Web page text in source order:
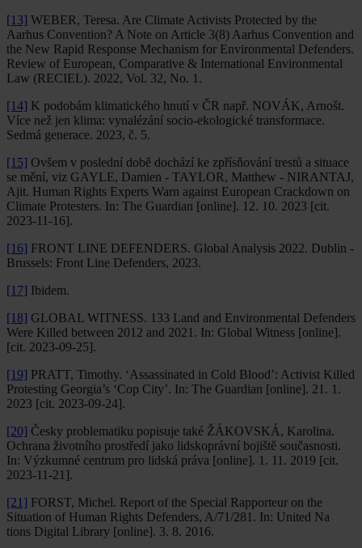
[13] WEBER, Teresa. Are Climate Activists Protected by the
Aarhus Convention? A Note on Article 3(8) Aarhus Convention and
the New Rapid Response Mechanism for Environmental Defenders.
Review of European, Comparative & International Environmental
Law (RECIEL). 2022, Vol. 32, No. 1.
[14] K podobám klimatického hnutí v ČR např. NOVÁK, Arnošt.
Více než jen klima: vynalézání socio-ekologické transformace.
Sedmá generace. 2023, č. 5.
[15] Ovšem v poslední době dochází ke zpřísňování trestů a situace
se mění, viz GAYLE, Damien - TAYLOR, Matthew - NIRANTAJ,
Ajit. Human Rights Experts Warn against European Crackdown on
Climate Protesters. In: The Guardian [online]. 12. 10. 2023 [cit.
2023-11-16].
[16] FRONT LINE DEFENDERS. Global Analysis 2022. Dublin -
Brussels: Front Line Defenders, 2023.
[17] Ibidem.
[18] GLOBAL WITNESS. 133 Land and Environmental Defenders
Were Killed between 2012 and 2021. In: Global Witness [online].
[cit. 2023-09-25].
[19] PRATT, Timothy. ‘Assassinated in Cold Blood’: Activist Killed
Protesting Georgia’s ‘Cop City’. In: The Guardian [online]. 21. 1.
2023 [cit. 2023-09-24].
[20] Česky problematiku popisuje také ŽÁKOVSKÁ, Karolina.
Ochrana životního prostředí jako lidskoprávní bojiště současnosti.
In: Výzkumné centrum pro lidská práva [online]. 1. 11. 2019 [cit.
2023-11-21].
[21] FORST, Michel. Report of the Special Rapporteur on the
Situation of Human Rights Defenders, A/71/281. In: United Na
tions Digital Library [online]. 3. 8. 2016.